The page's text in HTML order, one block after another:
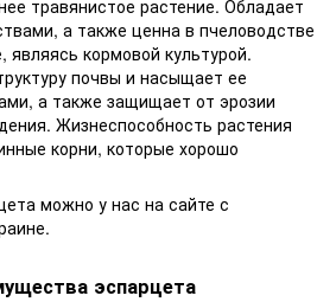
травянистое растение. Обладает
а также ценна в пчеловодстве
являясь кормовой культурой.
почвы и насыщает ее
а также защищает от эрозии
Жизнеспособность растения
корни, которые хорошо
можно у нас на сайте с
эспарцета